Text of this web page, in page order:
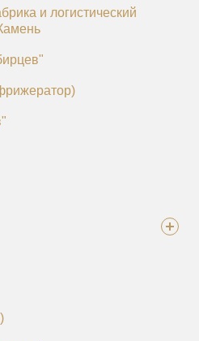
и логистический